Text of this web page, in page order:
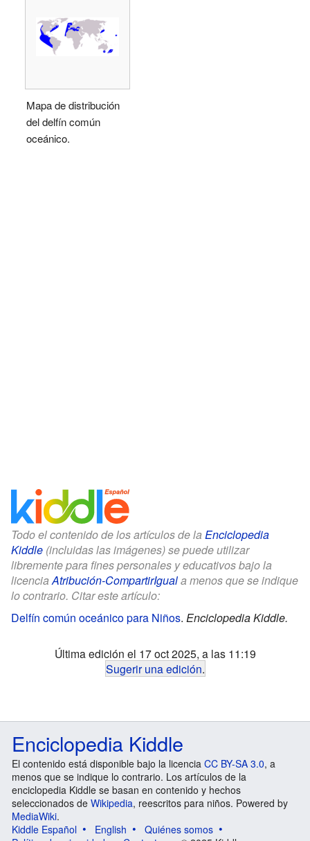
Mapa de distribución
del delfín común
oceánico.
Todo el contenido de los artículos de la Enciclopedia
Kiddle (incluidas las imágenes) se puede utilizar
libremente para fines personales y educativos bajo la
licenciaAtribución-CompartirIguala menos que se indique
lo contrario. Citar este artículo:
Delfín común oceánico para Niños. Enciclopedia Kiddle.
Última edición el 17 oct 2025, a las 11:19
Sugerir una edición.
Enciclopedia Kiddle
El contenido está disponible bajo la licencia CC BY-SA 3.0, a
menos que se indique lo contrario. Los artículos de la
enciclopedia Kiddle se basan en contenido y hechos
seleccionados de Wikipedia, reescritos para niños. Powered by
MediaWiki.
Kiddle Español
English
Quiénes somos